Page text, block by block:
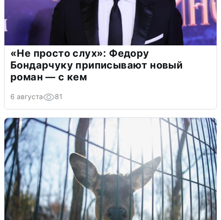
«Не просто слух»: Федору
Бондарчуку приписывают новый
роман — с кем
6 августа 81